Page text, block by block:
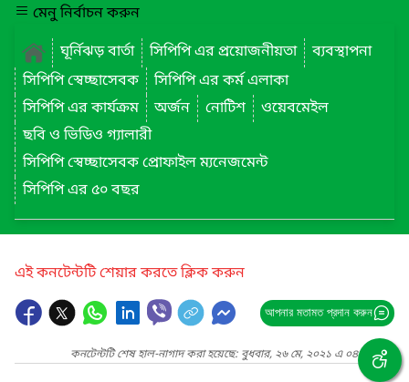
মেনু নির্বাচন করুন
ঘূর্নিঝড় বার্তা
সিপিপি এর প্রয়োজনীয়তা
ব্যবস্থাপনা
সিপিপি স্বেচ্ছাসেবক
সিপিপি এর কর্ম এলাকা
সিপিপি এর কার্যক্রম
অর্জন নোটিশ
ওয়েবমেইল
ছবি ও ভিডিও গ্যালারী
সিপিপি স্বেচ্ছাসেবক প্রোফাইল ম্যনেজমেন্ট
সিপিপি এর ৫০ বছর
এই কনটেন্টটি শেয়ার করতে ক্লিক করুন
আপনার মতামত প্রদান করুন
কনটেন্টটি শেষ হাল-নাগাদ করা হয়েছে: বুধবার, ২৬ মে, ২০২১ এ ০৪:২১ PM